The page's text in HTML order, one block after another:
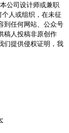
公司设计师或兼职
人或组织，在未征
到任何网站、公众号
稿人投稿非原创作
们提供侵权证明，我